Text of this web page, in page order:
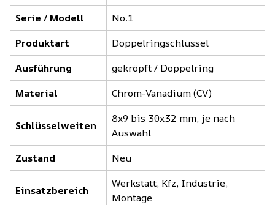
Serie / Modell
No.1
Produktart
Doppelringschlüssel
Ausführung
gekröpft / Doppelring
Material
Chrom-Vanadium (CV)
Schlüsselweiten
8x9 bis 30x32 mm, je nach
Auswahl
Zustand
Neu
Einsatzbereich
Werkstatt, Kfz, Industrie,
Montage